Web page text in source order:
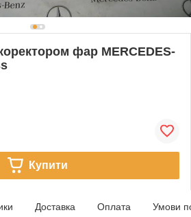
фар MERCEDES-
Купити
Доставка Оплата Умови